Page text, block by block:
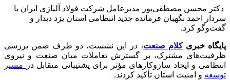
دکتر محسن مصطفی‌پور مدیرعامل شرکت فولاد آلیاژی ایران با
سردار احمد نگهبان فرمانده جدید انتظامی استان یزد دیدار و
گفت‌وگو کرد.
پایگاه خبریکلام صنعت، در این نشست، دو طرف ضمن بررسی
ظرفیت‌های مشترک، بر گسترش تعاملات میان صنعت و نیروی
انتظامی و ایجاد سازوکارهای مؤثر برای پشتیبانی متقابل در
مسیر
توسعه و امنیت استان تأکید کردند.